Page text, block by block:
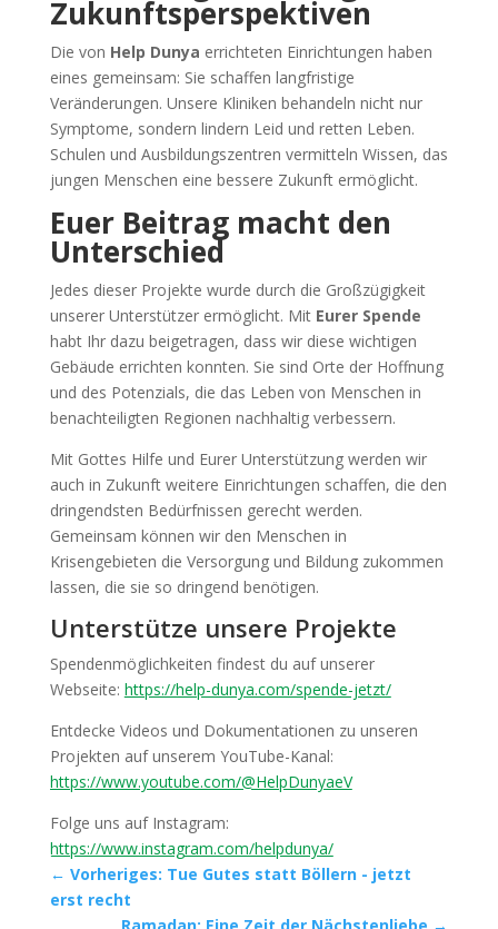
Zukunftsperspektiven
Die von Help Dunya errichteten Einrichtungen haben
eines gemeinsam: Sie schaffen langfristige
Veränderungen. Unsere Kliniken behandeln nicht nur
Symptome, sondern lindern Leid und retten Leben.
Schulen und Ausbildungszentren vermitteln Wissen, das
jungen Menschen eine bessere Zukunft ermöglicht.
Euer Beitrag macht den
Unterschied
Jedes dieser Projekte wurde durch die Großzügigkeit
unserer Unterstützer ermöglicht. Mit Eurer Spende
habt Ihr dazu beigetragen, dass wir diese wichtigen
Gebäude errichten konnten. Sie sind Orte der Hoffnung
und des Potenzials, die das Leben von Menschen in
benachteiligten Regionen nachhaltig verbessern.
Mit Gottes Hilfe und Eurer Unterstützung werden wir
auch in Zukunft weitere Einrichtungen schaffen, die den
dringendsten Bedürfnissen gerecht werden.
Gemeinsam können wir den Menschen in
Krisengebieten die Versorgung und Bildung zukommen
lassen, die sie so dringend benötigen.
Unterstütze unsere Projekte
Spendenmöglichkeiten findest du auf unserer
Webseite: https://help-dunya.com/spende-jetzt/
Entdecke Videos und Dokumentationen zu unseren
Projekten auf unserem YouTube-Kanal:
https://www.youtube.com/@HelpDunyaeV
Folge uns auf Instagram:
https://www.instagram.com/helpdunya/
← Vorheriges: Tue Gutes statt Böllern - jetzt
erst recht